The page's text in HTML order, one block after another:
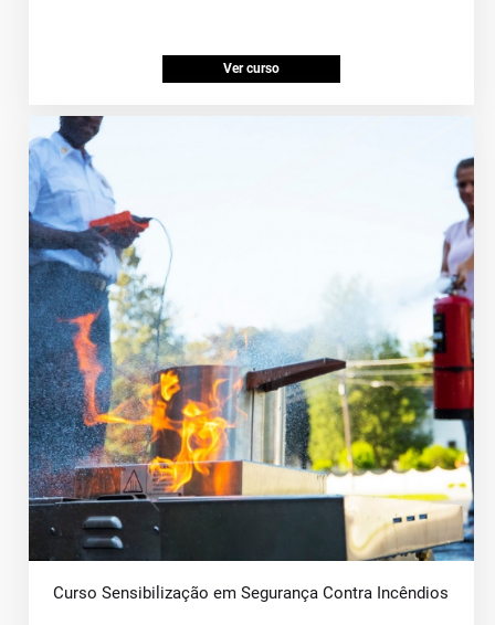
Ver curso
Curso Sensibilização em Segurança Contra Incêndios